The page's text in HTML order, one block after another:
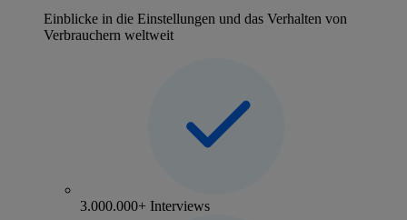
Einblicke in die Einstellungen und das Verhalten von
Verbrauchern weltweit
3.000.000+ Interviews